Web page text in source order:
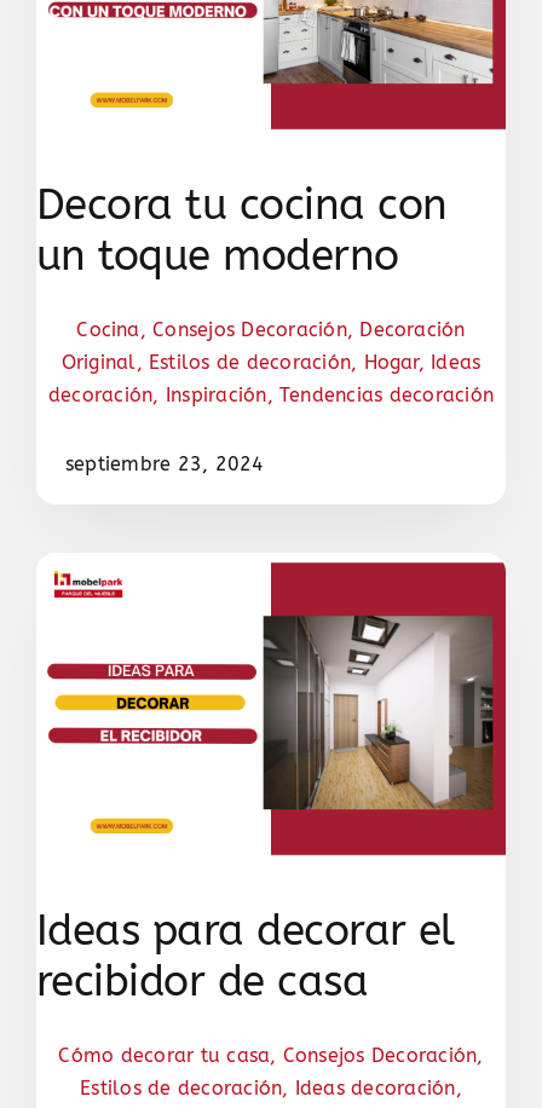
Decora tu cocina con
un toque moderno
Cocina ,Consejos Decoración, Decoración
Original, Estilos de decoración, Hogar, Ideas
decoración, Inspiración, Tendencias decoración
septiembre 23, 2024
Ideas para decorar el
recibidor de casa
Cómo decorar tu casa, Consejos Decoración,
Estilos de decoración, Ideas decoración,